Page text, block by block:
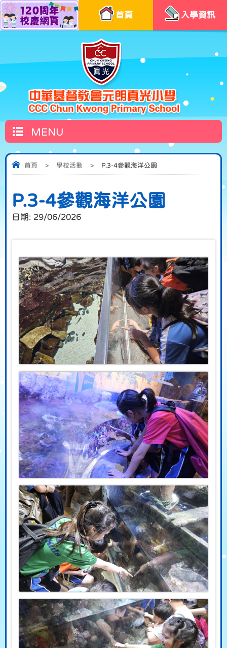
首頁 入學資訊
MENU
首頁 > 學校活動 > P.3-4參觀海洋公園
P.3-4參觀海洋公園
日期: 29/06/2026